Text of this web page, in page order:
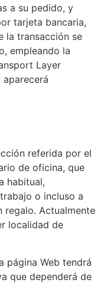
a su pedido, y
tarjeta bancaria,
la transacción se
empleando la
Layer
referida por el
de oficina, que
habitual,
o incluso a
regalo. Actualmente
localidad de
página Web tendrá
que dependerá de